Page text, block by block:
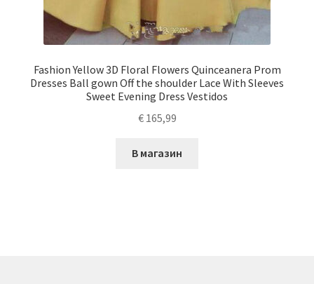
Fashion Yellow 3D Floral Flowers Quinceanera Prom
Dresses Ball gown Off the shoulder Lace With Sleeves
Sweet Evening Dress Vestidos
€165,99
В магазин